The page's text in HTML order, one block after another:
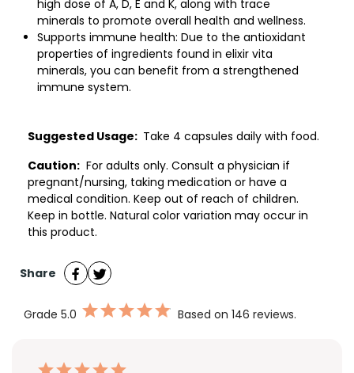
high dose of A, D, E and K, along with trace
minerals to promote overall health and wellness.
Supports immune health: Due to the antioxidant
properties of ingredients found in elixir vita
minerals, you can benefit from a strengthened
immune system.
Suggested Usage: Take 4 capsules daily with food.
Caution: For adults only. Consult a physician if
pregnant/nursing, taking medication or have a
medical condition. Keep out of reach of children.
Keep in bottle. Natural color variation may occur in
this product.
Share
Grade 5.0 Based on 146 reviews.